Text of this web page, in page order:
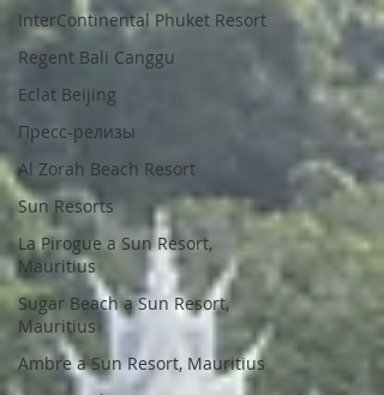
InterContinental Phuket Resort
Regent Bali Canggu
Eclat Beijing
Пресс-релизы
Al Zorah Beach Resort
Sun Resorts
La Pirogue a Sun Resort,
Mauritius
Sugar Beach a Sun Resort,
Mauritius
Ambre a Sun Resort, Mauritius